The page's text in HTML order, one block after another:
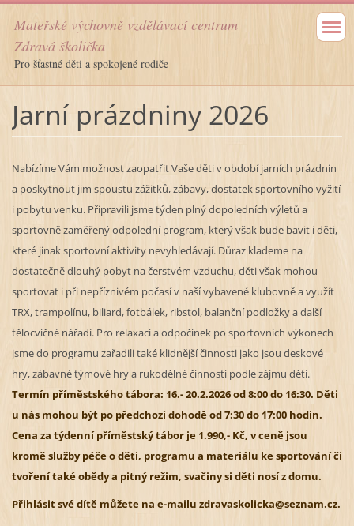
Mateřské výchovně vzdělávací centrum
Zdravá školička
Pro šťastné děti a spokojené rodiče
Jarní prázdniny 2026
Nabízíme Vám možnost zaopatřit Vaše děti v období jarních prázdnin
a poskytnout jim spoustu zážitků, zábavy, dostatek sportovního vyžití
i pobytu venku. Připravili jsme týden plný dopoledních výletů a
sportovně zaměřený odpolední program, který však bude bavit i děti,
které jinak sportovní aktivity nevyhledávají. Důraz klademe na
dostatečně dlouhý pobyt na čerstvém vzduchu, děti však mohou
sportovat i při nepříznivém počasí v naší vybavené klubovně a využít
TRX, trampolínu, biliard, fotbálek, ribstol, balanční podložky a další
tělocvičné nářadí. Pro relaxaci a odpočinek po sportovních výkonech
jsme do programu zařadili také klidnější činnosti jako jsou deskové
hry, zábavné týmové hry a rukodělné činnosti podle zájmu dětí.
Termín příměstského tábora: 16.- 20.2.2026 od 8:00 do 16:30. Děti
u nás mohou být po předchozí dohodě od 7:30 do 17:00 hodin.
Cena za týdenní příměstský tábor je 1.990,- Kč, v ceně jsou
kromě služby péče o děti, programu a materiálu ke sportování či
tvoření také obědy a pitný režim, svačiny si děti nosí z domu.
Přihlásit své dítě můžete na e-mailu zdravaskolicka@seznam.cz.